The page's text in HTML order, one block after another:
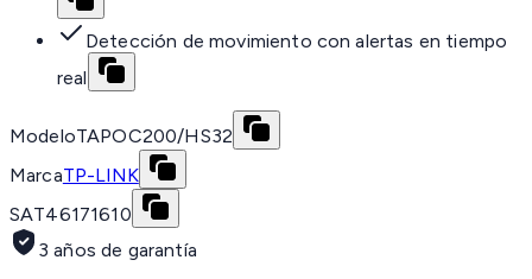
Detección de movimiento con alertas en tiempo
real
ModeloTAPOC200/HS32
MarcaTP-LINK
SAT46171610
3 años de garantía